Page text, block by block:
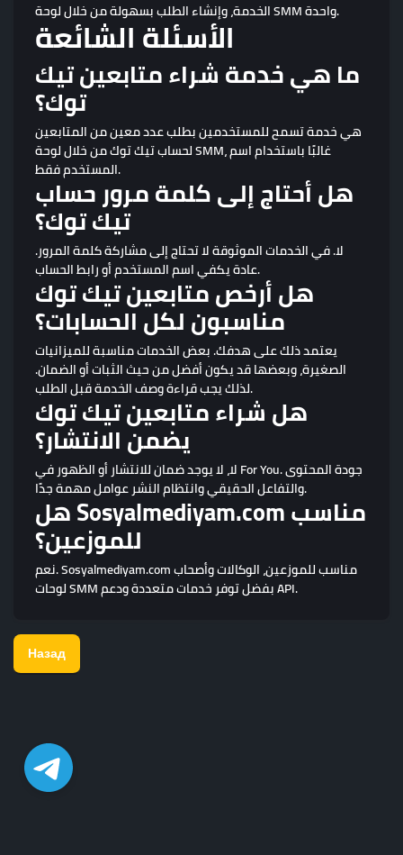
الخدمة، وإنشاء الطلب بسهولة من خلال لوحة SMM واحدة.
الأسئلة الشائعة
ما هي خدمة شراء متابعين تيك
توك؟
هي خدمة تسمح للمستخدمين بطلب عدد معين من المتابعين
لحساب تيك توك من خلال لوحة SMM، غالبًا باستخدام اسم
المستخدم فقط.
هل أحتاج إلى كلمة مرور حساب
تيك توك؟
لا. في الخدمات الموثوقة لا تحتاج إلى مشاركة كلمة المرور.
عادة يكفي اسم المستخدم أو رابط الحساب.
هل أرخص متابعين تيك توك
مناسبون لكل الحسابات؟
يعتمد ذلك على هدفك. بعض الخدمات مناسبة للميزانيات
الصغيرة، وبعضها قد يكون أفضل من حيث الثبات أو الضمان.
لذلك يجب قراءة وصف الخدمة قبل الطلب.
هل شراء متابعين تيك توك
يضمن الانتشار؟
لا، لا يوجد ضمان للانتشار أو الظهور في For You. جودة المحتوى
والتفاعل الحقيقي وانتظام النشر عوامل مهمة جدًا.
هل Sosyalmediyam.com مناسب
للموزعين؟
نعم. Sosyalmediyam.com مناسب للموزعين، الوكالات وأصحاب
لوحات SMM بفضل توفر خدمات متعددة ودعم API.
Назад